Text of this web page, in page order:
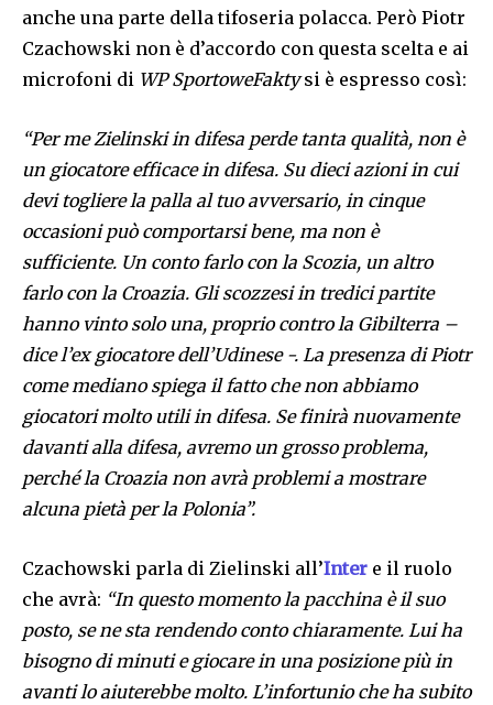
anche una parte della tifoseria polacca. Però Piotr
Czachowski non è d’accordo con questa scelta e ai
microfoni di WP SportoweFaktysi è espresso così:
“Per me Zielinski in difesa perde tanta qualità, non è
un giocatore efficace in difesa. Su dieci azioni in cui
devi togliere la palla al tuo avversario, in cinque
occasioni può comportarsi bene, ma non è
sufficiente. Un conto farlo con la Scozia, un altro
farlo con la Croazia. Gli scozzesi in tredici partite
hanno vinto solo una, proprio contro la Gibilterra –
dice l’ex giocatore dell’Udinese -. La presenza di Piotr
come mediano spiega il fatto che non abbiamo
giocatori molto utili in difesa. Se finirà nuovamente
davanti alla difesa, avremo un grosso problema,
perché la Croazia non avrà problemi a mostrare
alcuna pietà per la Polonia”.
Czachowski parla di Zielinski all’Inter e il ruolo
che avrà: “In questo momento la pacchina è il suo
posto, se ne sta rendendo conto chiaramente. Lui ha
bisogno di minuti e giocare in una posizione più in
avanti lo aiuterebbe molto. L’infortunio che ha subito